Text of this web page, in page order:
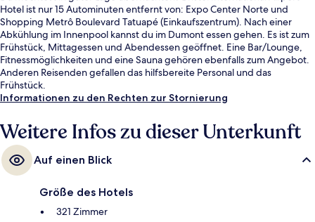
Hotel ist nur 15 Autominuten entfernt von: Expo Center Norte und
Shopping Metrô Boulevard Tatuapé (Einkaufszentrum). Nach einer
Abkühlung im Innenpool kannst du im Dumont essen gehen. Es ist zum
Frühstück, Mittagessen und Abendessen geöffnet. Eine Bar/Lounge,
Fitnessmöglichkeiten und eine Sauna gehören ebenfalls zum Angebot.
Anderen Reisenden gefallen das hilfsbereite Personal und das
Frühstück.
Informationen zu den Rechten zur Stornierung
Weitere Infos zu dieser Unterkunft
Auf einen Blick
Größe des Hotels
321 Zimmer